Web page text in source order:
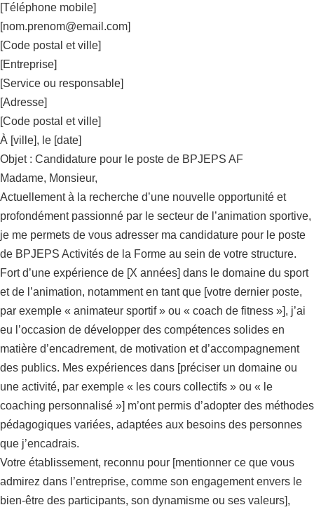
[Téléphone mobile]
[nom.prenom@email.com]
[Code postal et ville]
[Entreprise]
[Service ou responsable]
[Adresse]
[Code postal et ville]
À [ville], le [date]
Objet : Candidature pour le poste de BPJEPS AF
Madame, Monsieur,
Actuellement à la recherche d’une nouvelle opportunité et
profondément passionné par le secteur de l’animation sportive,
je me permets de vous adresser ma candidature pour le poste
de BPJEPS Activités de la Forme au sein de votre structure.
Fort d’une expérience de [X années] dans le domaine du sport
et de l’animation, notamment en tant que [votre dernier poste,
par exemple « animateur sportif » ou « coach de fitness »], j’ai
eu l’occasion de développer des compétences solides en
matière d’encadrement, de motivation et d’accompagnement
des publics. Mes expériences dans [préciser un domaine ou
une activité, par exemple « les cours collectifs » ou « le
coaching personnalisé »] m’ont permis d’adopter des méthodes
pédagogiques variées, adaptées aux besoins des personnes
que j’encadrais.
Votre établissement, reconnu pour [mentionner ce que vous
admirez dans l’entreprise, comme son engagement envers le
bien-être des participants, son dynamisme ou ses valeurs],